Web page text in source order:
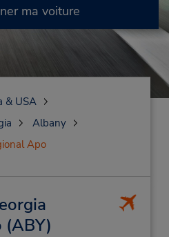
ma voiture
& USA
Albany
Apo
(ABY)